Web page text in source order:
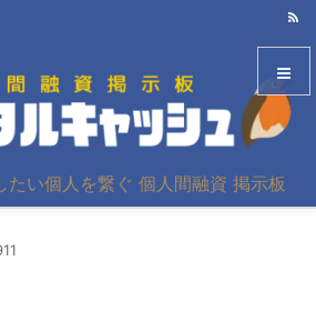
たい個人を繋ぐ 個人間融資 掲示板